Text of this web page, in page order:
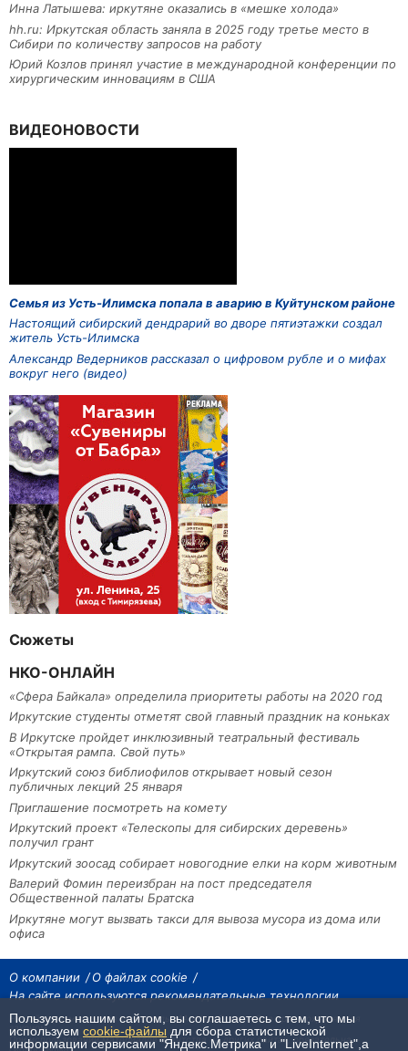
Инна Латышева: иркутяне оказались в «мешке холода»
hh.ru: Иркутская область заняла в 2025 году третье место в
Сибири по количеству запросов на работу
Юрий Козлов принял участие в международной конференции по
хирургическим инновациям в США
ВИДЕОНОВОСТИ
Семья из Усть-Илимска попала в аварию в Куйтунском районе
Настоящий сибирский дендрарий во дворе пятиэтажки создал
житель Усть-Илимска
Александр Ведерников рассказал о цифровом рубле и о мифах
вокруг него (видео)
Сюжеты
НКО-ОНЛАЙН
«Сфера Байкала» определила приоритеты работы на 2020 год
Иркутские студенты отметят свой главный праздник на коньках
В Иркутске пройдет инклюзивный театральный фестиваль
«Открытая рампа. Свой путь»
Иркутский союз библиофилов открывает новый сезон
публичных лекций 25 января
Приглашение посмотреть на комету
Иркутский проект «Телескопы для сибирских деревень»
получил грант
Иркутский зоосад собирает новогодние елки на корм животным
Валерий Фомин переизбран на пост председателя
Общественной палаты Братска
Иркутяне могут вызвать такси для вывоза мусора из дома или
офиса
О компании
О файлах cookie
На сайте используются рекомендательные технологии
На сайте размещаются материалы ИА «Наш Север». Все права охраняются
законом.
При использовании материалов агентства на других сайтах, обязательна
гиперссылка.
Пользуясь нашим сайтом, вы соглашаетесь с тем, что мы
используем cookie-файлы для сбора статистической
информации сервисами "Яндекс.Метрика" и "LiveInternet",а